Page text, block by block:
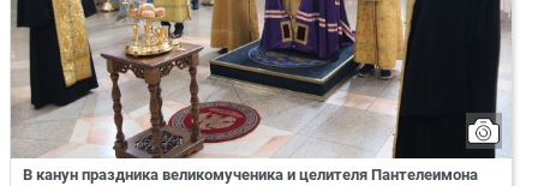
В канун праздника великомученика и целителя Пантелеимона